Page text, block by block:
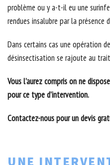
problème ou y a-t-il eu une
rendues insalubre par la présence
Dans certains cas une opération
désinsectisation se rajoute au
Vous l’aurez compris on ne
pour ce type d’intervention.
Contactez-nous pour un devis
UNE